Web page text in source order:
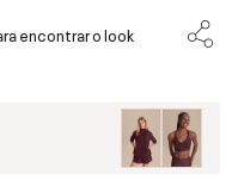
encontrar o look